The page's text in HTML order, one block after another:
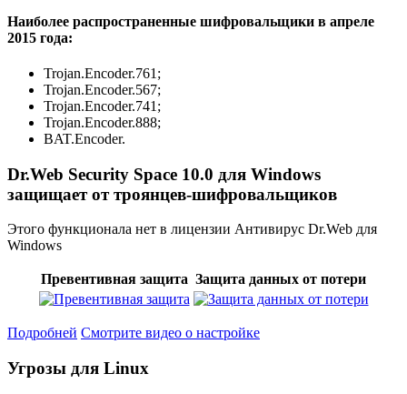
Наиболее распространенные шифровальщики в апреле
2015 года:
Trojan.Encoder.761;
Trojan.Encoder.567;
Trojan.Encoder.741;
Trojan.Encoder.888;
BAT.Encoder.
Dr.Web Security Space 10.0 для Windows
защищает от троянцев-шифровальщиков
Этого функционала нет в лицензии Антивирус Dr.Web для
Windows
Превентивная защита Защита данных от потери
Подробней Смотрите видео о настройке
Угрозы для Linux